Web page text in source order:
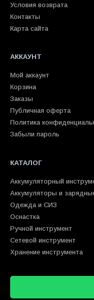
Условия возврата
Контакты
Карта сайта
АККАУНТ
Мой аккаунт
Корзина
Заказы
Публичная оферта
Политика
Забыли пароль
КАТАЛОГ
Аккумуляторный
Аккумуляторы и
Одежда и СИЗ
Оснастка
Ручной инструмент
Сетевой инструмент
Хранение инструмента